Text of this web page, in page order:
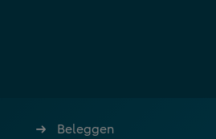
Beleggen